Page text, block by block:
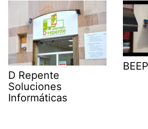
D Repente
Soluciones
Informáticas